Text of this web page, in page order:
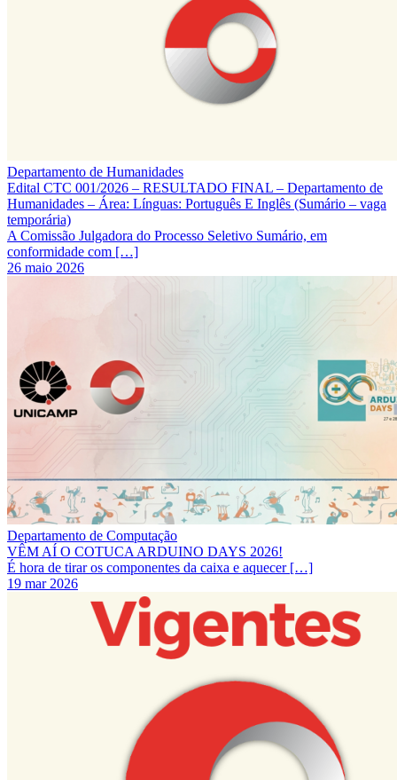
Departamento de Humanidades
Edital CTC 001/2026 – RESULTADO FINAL – Departamento de
Humanidades – Área: Línguas: Português E Inglês (Sumário – vaga
temporária)
A Comissão Julgadora do Processo Seletivo Sumário, em
conformidade com […]
26 maio 2026
Departamento de Computação
VÊM AÍ O COTUCA ARDUINO DAYS 2026!
É hora de tirar os componentes da caixa e aquecer […]
19 mar 2026